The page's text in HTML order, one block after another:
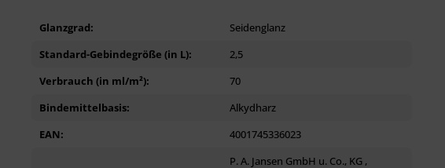
Glanzgrad:
Seidenglanz
Standard-Gebindegröße (in L):
2,5
Verbrauch (in ml/m²):
70
Bindemittelbasis:
Alkydharz
EAN:
4001745336023
P. A. Jansen GmbH u. Co., KG ,